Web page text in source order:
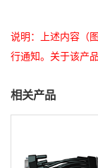
说明：上述内容（
行通知。关于该产
相关产品